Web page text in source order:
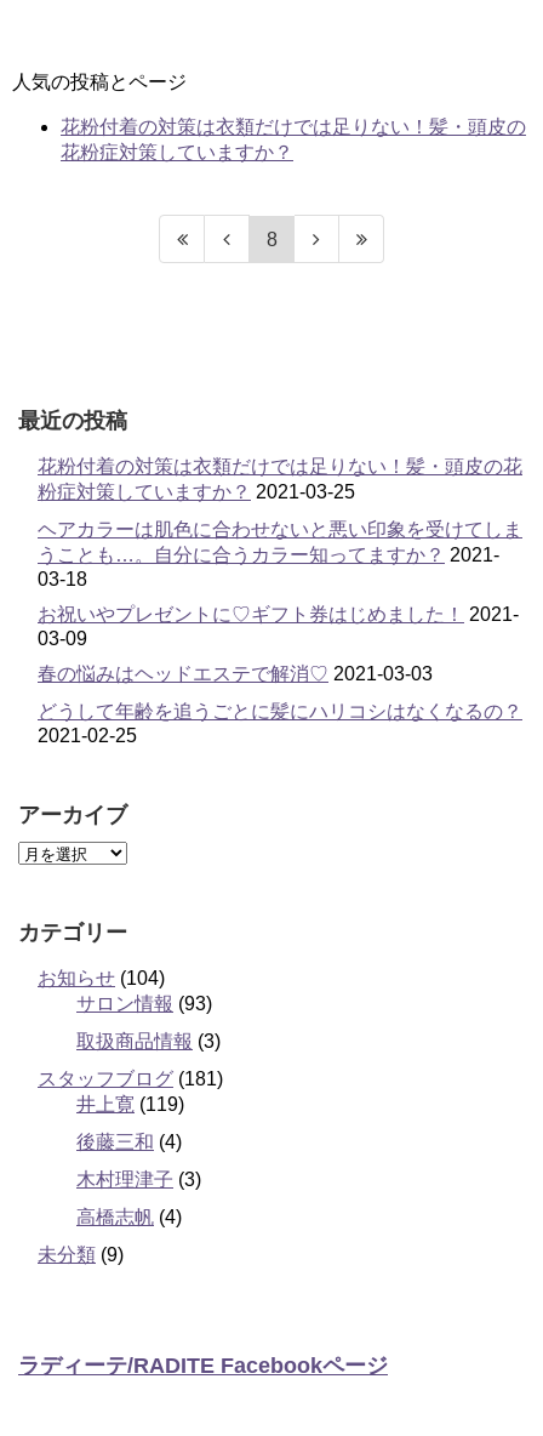
人気の投稿とページ
花粉付着の対策は衣類だけでは足りない！髪・頭皮の
花粉症対策していますか？
8
最近の投稿
花粉付着の対策は衣類だけでは足りない！髪・頭皮の花
粉症対策していますか？ 2021-03-25
ヘアカラーは肌色に合わせないと悪い印象を受けてしま
うことも…。自分に合うカラー知ってますか？ 2021-
03-18
お祝いやプレゼントに♡ギフト券はじめました！
2021-
03-09
春の悩みはヘッドエステで解消♡ 2021-03-03
どうして年齢を追うごとに髪にハリコシはなくなるの？
2021-02-25
アーカイブ
カテゴリー
お知らせ (104)
サロン情報 (93)
取扱商品情報 (3)
スタッフブログ (181)
井上寛 (119)
後藤三和 (4)
木村理津子 (3)
高橋志帆 (4)
未分類 (9)
ラディーテ/RADITE Facebookページ